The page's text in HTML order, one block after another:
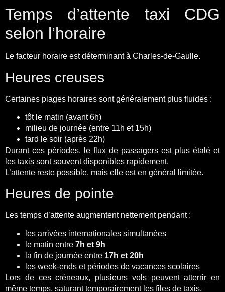
Temps d’attente taxi CDG
selon l’horaire
Le facteur horaire est déterminant à Charles-de-Gaulle.
Heures creuses
Certaines plages horaires sont généralement plus fluides :
tôt le matin (avant 6h)
milieu de journée (entre 11h et 15h)
tard le soir (après 22h)
Durant ces périodes, le flux de passagers est plus étalé et
les taxis sont souvent disponibles rapidement.
L’attente reste possible, mais elle est en général limitée.
Heures de pointe
Les temps d’attente augmentent nettement pendant :
les arrivées internationales simultanées
le matin entre 7h et 9h
la fin de journée entre 17h et 20h
les week-ends et périodes de vacances scolaires
Lors de ces créneaux, plusieurs vols peuvent atterrir en
même temps, saturant temporairement les files de taxis.